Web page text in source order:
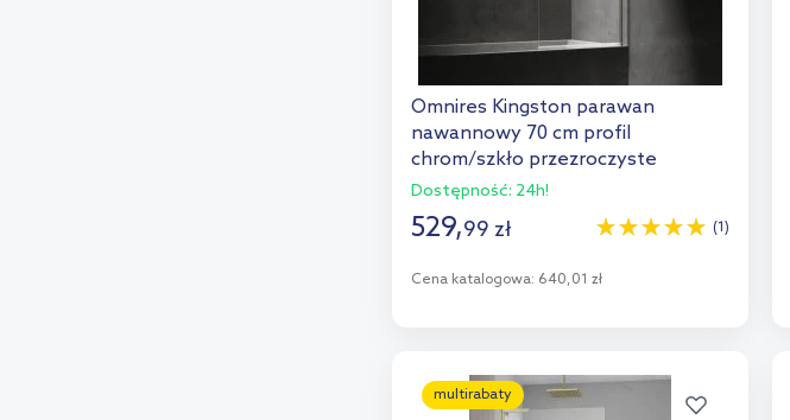
Omnires Kingston parawan
nawannowy 70 cm profil
chrom/szkło przezroczyste
XHE85CRTR
Dostępność: 24h!
529,99 zł
Cena katalogowa: 640,01 zł
(1)
Dodaj do porównania
multirabaty